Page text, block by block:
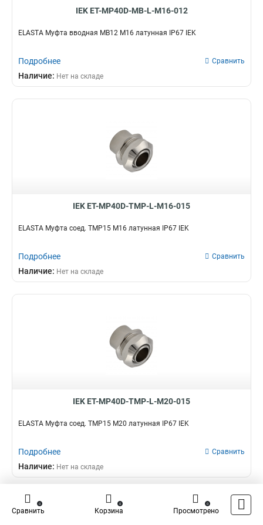
IEK ET-MP40D-MB-L-M16-012
ELASTA Муфта вводная MB12 М16 латунная IP67 IEK
Подробнее Сравнить
Наличие: Нет на складе
IEK ET-MP40D-TMP-L-M16-015
ELASTA Муфта соед. TMP15 М16 латунная IP67 IEK
Подробнее Сравнить
Наличие: Нет на складе
IEK ET-MP40D-TMP-L-M20-015
ELASTA Муфта соед. TMP15 М20 латунная IP67 IEK
Подробнее Сравнить
Наличие: Нет на складе
Сравнить
0
Корзина
0
Просмотрено
0